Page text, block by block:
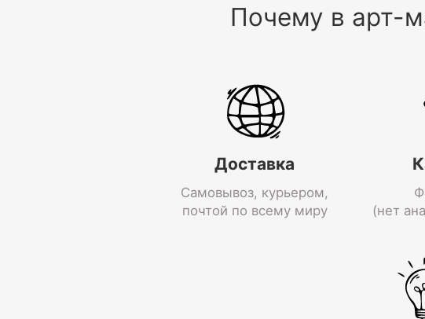
Почему в арт-
Доставка
Самовывоз, курьером,
почтой по всему миру
(нет